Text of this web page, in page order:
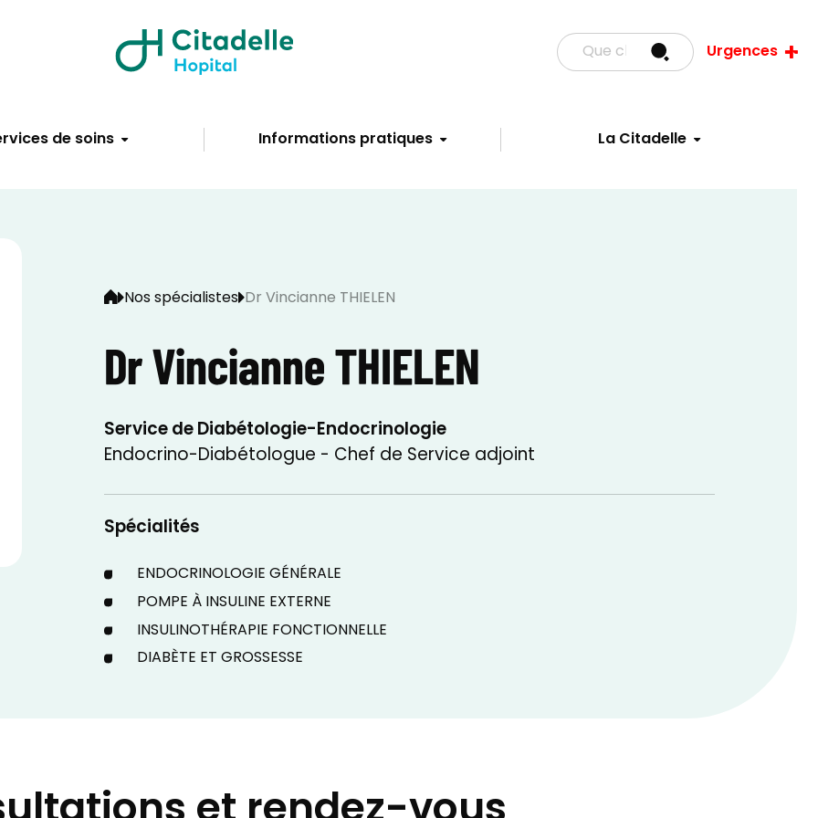
de soins Informations pratiques La Citadelle
Urgences
Nos spécialistes Dr Vincianne THIELEN
Dr Vincianne THIELEN
Service de Diabétologie-Endocrinologie
Endocrino-Diabétologue - Chef de Service adjoint
Spécialités
ENDOCRINOLOGIE GÉNÉRALE
POMPE À INSULINE EXTERNE
INSULINOTHÉRAPIE FONCTIONNELLE
DIABÈTE ET GROSSESSE